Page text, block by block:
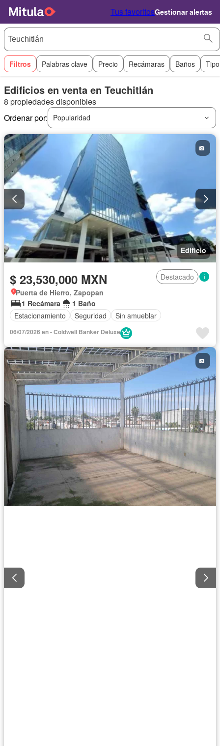
Tus favoritosGestionar alertas
Filtros Palabras clave Precio Recámaras Baños
Edificios en venta en Teuchitlán
8 propiedades disponibles
Ordenar por:
Popularidad
Edificio
$ 23,530,000 MXN
Destacado
Puerta de Hierro, Zapopan
1 Recámara
1 Baño
Estacionamiento
Seguridad Sin amueblar
06/07/2026 en - Coldwell Banker Deluxe